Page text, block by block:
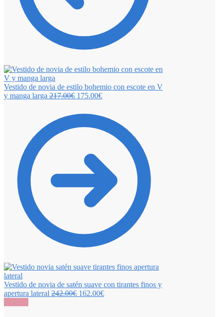
Vestido de novia de estilo bohemio con escote en V
y manga larga 217.00€ 175.00€
Vestido de novia de satén suave con tirantes finos y
apertura lateral 242.00€ 162.00€